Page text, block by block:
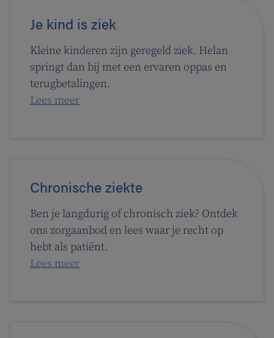
Je kind is ziek
Kleine kinderen zijn geregeld ziek. Helan
springt dan bij met een ervaren oppas en
terugbetalingen.
Lees meer
Chronische ziekte
Ben je langdurig of chronisch ziek? Ontdek
ons zorgaanbod en lees waar je recht op
hebt als patiënt.
Lees meer